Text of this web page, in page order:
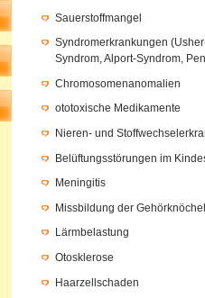
Sauerstoffmangel
Syndromerkrankungen
Syndrom, Alport-Syndrom,
Chromosomenanomalien
ototoxische Medikamente
Nieren- und
Belüftungsstörungen im
Meningitis
Missbildung der
Lärmbelastung
Otosklerose
Haarzellschaden